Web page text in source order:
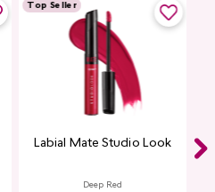
Top Seller
Labial Mate Studio Look
Deep Red